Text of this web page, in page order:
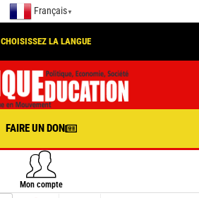
Français ▼
CHOISISSEZ LA LANGUE
FAIRE UN DON
Mon compte